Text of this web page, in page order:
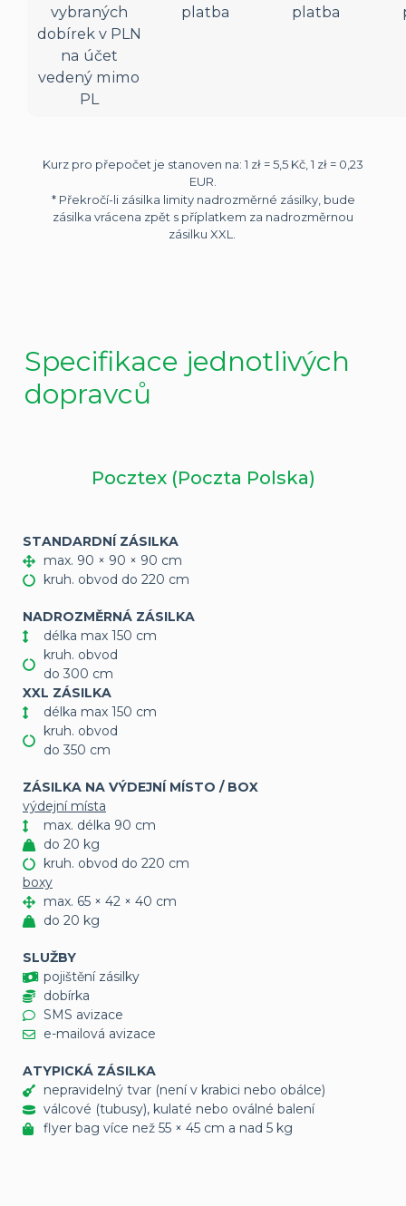
vybraných
dobírek v PLN
na účet
vedený mimo
PL
platba
platba
Kurz pro přepočet je stanoven na: 1 zł = 5,5 Kč, 1 zł = 0,23
EUR.
* Překročí-li zásilka limity nadrozměrné zásilky, bude
zásilka vrácena zpět s příplatkem za nadrozměrnou
zásilku XXL.
Specifikace jednotlivých
dopravců
Pocztex (Poczta Polska)
STANDARDNÍ ZÁSILKA
max. 90 × 90 × 90 cm
kruh. obvod do 220 cm
NADROZMĚRNÁ ZÁSILKA
délka max 150 cm
kruh. obvod
do 300 cm
XXL ZÁSILKA
délka max 150 cm
kruh. obvod
do 350 cm
ZÁSILKA NA VÝDEJNÍ MÍSTO / BOX
výdejní místa
max. délka 90 cm
do 20 kg
kruh. obvod do 220 cm
boxy
max. 65 × 42 × 40 cm
do 20 kg
SLUŽBY
pojištění zásilky
dobírka
SMS avizace
e-mailová avizace
ATYPICKÁ ZÁSILKA
nepravidelný tvar (není v krabici nebo obálce)
válcové (tubusy), kulaté nebo oválné balení
flyer bag více než 55 × 45 cm a nad 5 kg